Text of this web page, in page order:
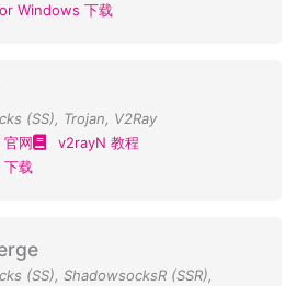
Windows 下载
(SS), Trojan, V2Ray
官网
v2rayN 教程
载
(SS), ShadowsocksR (SSR),